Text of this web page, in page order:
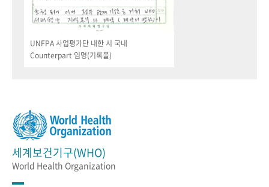
UNFPA 사업평가단 내한 시 국내
Counterpart 임명(기록물)
세계보건기구(WHO)
World Health Organization